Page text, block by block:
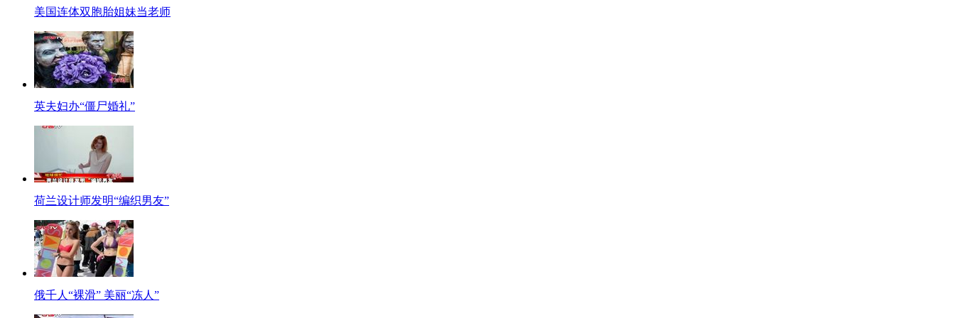
楼盘，广告词是：“名门福地，比邻高贵血统。”
3低俗刺激牌。海口海甸岛楼盘广告内容与人类进化挂钩，广告语是，你的房子跟上你的脚步了吗？市民认为该广告有辱公民道德风尚，网友质问“海口那么多打工者都没有房子，难道买得起房子的人就是人，买不起房子就是猿？”
还有房产企业让裸女身披楼盘广告满街转，意为“金屋藏娇”，吸引眼球。
【标题】小游戏也富含人生哲学
【口播】很多人在生活之余，总喜欢玩些小游戏来放松。可是这小游戏也不是随便玩的，其中包含着不少人生哲学，大家是否知道呢？
[page title= subtitle=]
【解说】
《贪吃蛇》是一款益智游戏，控制蛇的运动来吃光所有好吃的果子，吃的果子越多，蛇的身体越长，直到最后game over 。其蕴含的哲学意义是打败自己的不是糖衣炮弹，而是自己越来越长的身体，自己才是最强大的敌人。
《愤怒的小鸟》相当有趣，为了报复偷走鸟蛋的肥猪们，鸟儿以自己的身体为武器，仿佛炮弹一样去攻击肥猪们的堡垒。哲学含义是人生就像愤怒的小鸟，当你失败时，总有几只猪在笑。有时沉下身心是为了更飞的更高，更有力。看来玩
游戏也要勇敢点！
【标题】悲剧!富二代砍死90后娇妻
【口播】近日，南京一起富二代砍死妻子的惨案引发社会关注。这位男子残忍砍死刚为自己生下宝宝的妻子。据我们了解，这名男子还是超跑俱乐部成员, 嗜酒后常有家暴行为，更有知情人士称其爱好打游戏,月花费曾达十万。
美国连体双胞胎姐妹当老师
英夫妇办“僵尸婚礼”
荷兰设计师发明“编织男友”
俄千人“裸滑” 美丽“冻人”